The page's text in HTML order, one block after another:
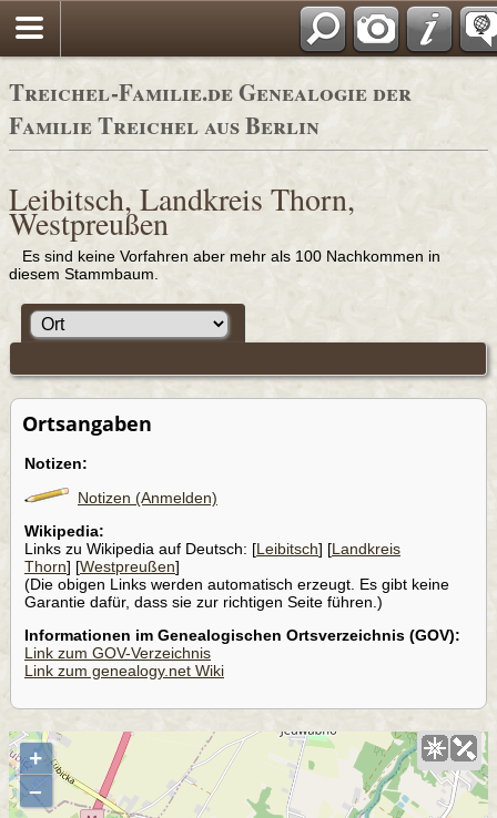
Adressbücher
Treichel-Familie.de Genealogie der
Familie Treichel aus Berlin
Leibitsch, Landkreis Thorn,
Westpreußen
Es sind keine Vorfahren aber mehr als 100 Nachkommen in
diesem Stammbaum.
Ortsangaben
Notizen:
Notizen (Anmelden)
Wikipedia:
Links zu Wikipedia auf Deutsch: [Leibitsch] [Landkreis
Thorn] [Westpreußen]
(Die obigen Links werden automatisch erzeugt. Es gibt keine
Garantie dafür, dass sie zur richtigen Seite führen.)
Informationen im Genealogischen Ortsverzeichnis (GOV):
Link zum GOV-Verzeichnis
Link zum genealogy.net Wiki
+
–